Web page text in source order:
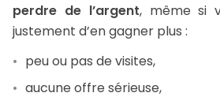
perdre de l’argent, même si
justement d’en gagner plus :
peu ou pas de visites,
aucune offre sérieuse,